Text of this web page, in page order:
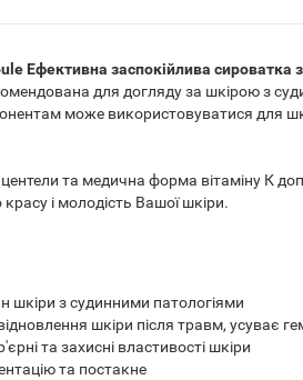
Ефективна заспокійлива
для догляду за шкірою з
може використовуватися для
центели та медична форма вітаміну К
і молодість Вашої шкіри.
шкіри з судинними патологіями
шкіри після травм, усуває
та захисні властивості шкіри
та постакне